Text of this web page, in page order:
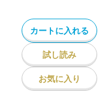
カートに入れる
試し読み
お気に入り